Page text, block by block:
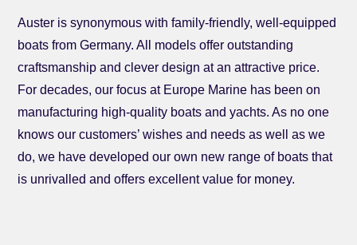
Auster is synonymous with family-friendly, well-equipped
boats from Germany. All models offer outstanding
craftsmanship and clever design at an attractive price.
For decades, our focus at Europe Marine has been on
manufacturing high-quality boats and yachts. As no one
knows our customers’ wishes and needs as well as we
do, we have developed our own new range of boats that
is unrivalled and offers excellent value for money.